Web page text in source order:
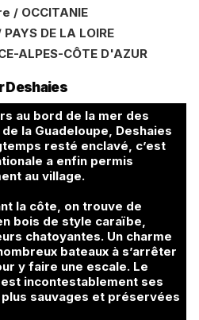
/ OCCITANIE
DE LA LOIRE
ALPES-CÔTE D'AZUR
Deshaies
la Guadeloupe, Deshaies
resté enclavé, c’est
a enfin permis
au village.
la côte, on trouve de
bois de style caraïbe,
chatoyantes. Un charme
bateaux à s’arrêter
y faire une escale. Le
incontestablement ses
sauvages et préservées